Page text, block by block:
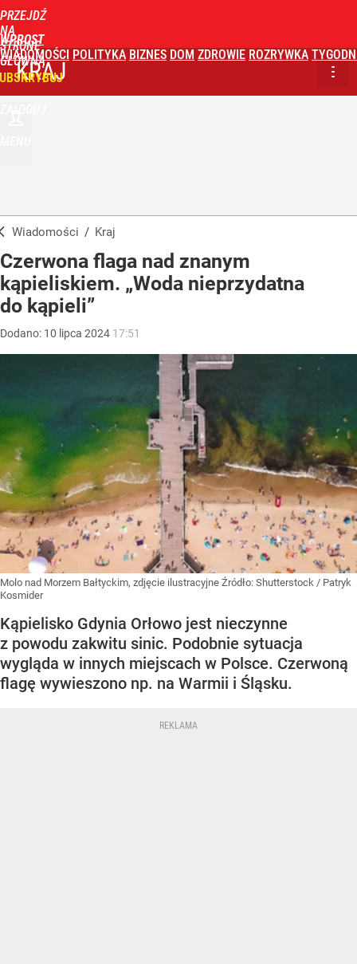
PRZEJDŹ
NA
STRONĘ
GŁÓWNĄ
WPROST
WIADOMOŚCI POLITYKA BIZNES DOM ZDROWIE ROZRYWKA
KRAJ
Wiadomości / Kraj
Czerwona flaga nad znanym
kąpieliskiem. „Woda nieprzydatna
do kąpieli”
Dodano: 10 lipca 2024 17:51
Molo nad Morzem Bałtyckim, zdjęcie ilustracyjne Źródło: Shutterstock / Patryk
Kosmider
Kąpielisko Gdynia Orłowo jest nieczynne
z powodu zakwitu sinic. Podobnie sytuacja
wygląda w innych miejscach w Polsce. Czerwoną
flagę wywieszono np. na Warmii i Śląsku.